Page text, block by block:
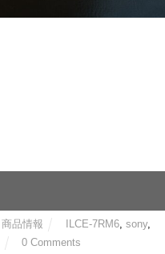
,商品情報 ILCE-7RM6, sony,
0 Comments